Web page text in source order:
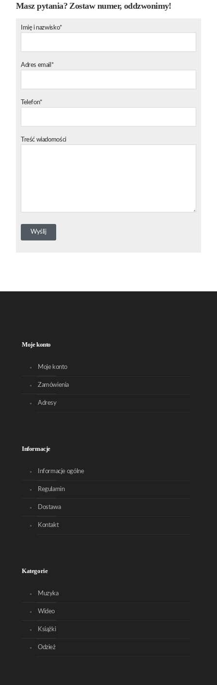
Masz pytania? Zostaw numer, oddzwonimy!
Imię i nazwisko*
Adres email*
Telefon*
Treść wiadomości
Moje konto
Moje konto
Zamówienia
Adresy
Informacje
Informacje ogólne
Regulamin
Dostawa
Kontakt
Kategorie
Muzyka
Wideo
Książki
Odzież